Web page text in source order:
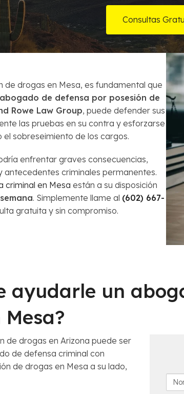
Preguntas Frecuentes¿Es la bancarrota es lo mejor
Préstamos de Auto y la
Modificación de Préstamo
Cómo Evitar el Embargo
Impuestos en casos de
Consultas
de drogas en Mesa, es fundamental que
abogado de defensa por posesión de
Rowe Law Group, puede defender sus
las pruebas en su contra y esforzarse
sobreseimiento de los cargos.
enfrentar graves consecuencias,
criminales permanentes.
criminal en Mesa están a su disposición
. Simplemente llame al (602) 667-
gratuita y sin compromiso.
ayudarle un
de drogas en Arizona puede ser
de defensa criminal con
de drogas en Mesa a su lado,
o